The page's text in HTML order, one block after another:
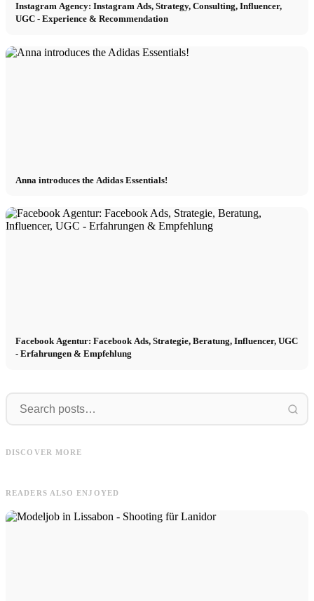
Instagram Agency: Instagram Ads, Strategy, Consulting, Influencer,
UGC - Experience & Recommendation
Anna introduces the Adidas Essentials!
Facebook Agentur: Facebook Ads, Strategie, Beratung, Influencer, UGC
- Erfahrungen & Empfehlung
DISCOVER MORE
Accessories & Fashion
READERS ALSO ENJOYED